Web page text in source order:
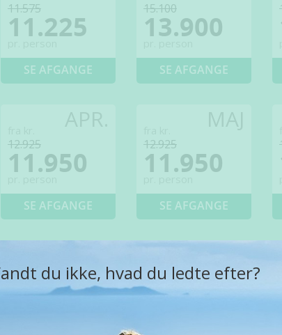
11.575
11.225
SE AFGANGE
15.100
13.900
SE AFGANGE
12.925
11.950
SE AFGANGE
12.925
11.950
SE AFGANGE
du ikke, hvad du ledte efter?